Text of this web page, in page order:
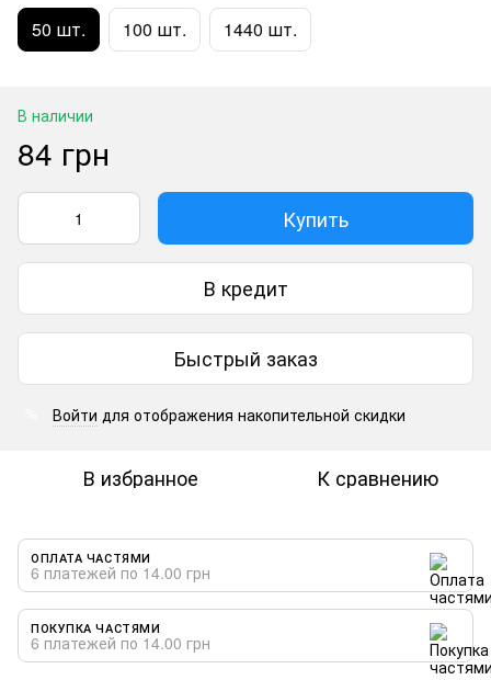
50 шт. 100 шт. 1440 шт.
В наличии
84 грн
Купить
В кредит
Быстрый заказ
Войти для отображения накопительной скидки
В избранное К сравнению
ОПЛАТА ЧАСТЯМИ
6 платежей по 14.00 грн
ПОКУПКА ЧАСТЯМИ
6 платежей по 14.00 грн